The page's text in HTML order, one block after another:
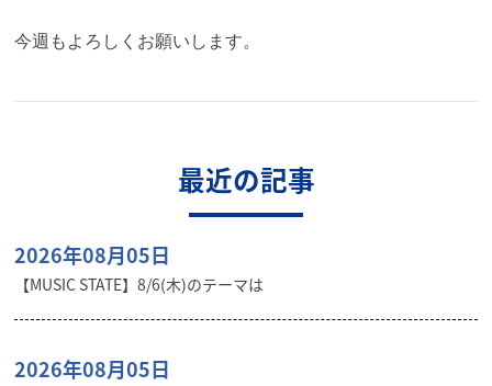
今週もよろしくお願いします。
最近の記事
2026年08月05日
【MUSIC STATE】8/6(木)のテーマは
2026年08月05日